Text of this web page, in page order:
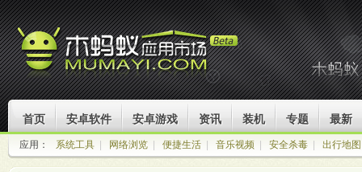
首页 安卓软件 安卓游戏 资讯 装机 专题 最新
应用： 系统工具 网络浏览 便捷生活 音乐视频 安全杀毒 出行地图